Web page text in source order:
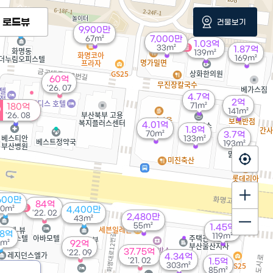
180억
'26. 08
84억
'22. 02
매물 4,400만
43m²
60억
'26. 07
1.03억
139m²
매물
4.01억
70m²
억
8,000만
46m²
만
1.87억
169m²
92억
'22. 09
2억
141m²
3.7억
193m²
37.75억
'21. 02 1.5억
85m²
4.34억
303m²
9,900만
67m²
1.8억
133m²
2,480만
55m² 1.45억
119m²
4.7억
71m²
7,000만
33m²
로드뷰 건물보기